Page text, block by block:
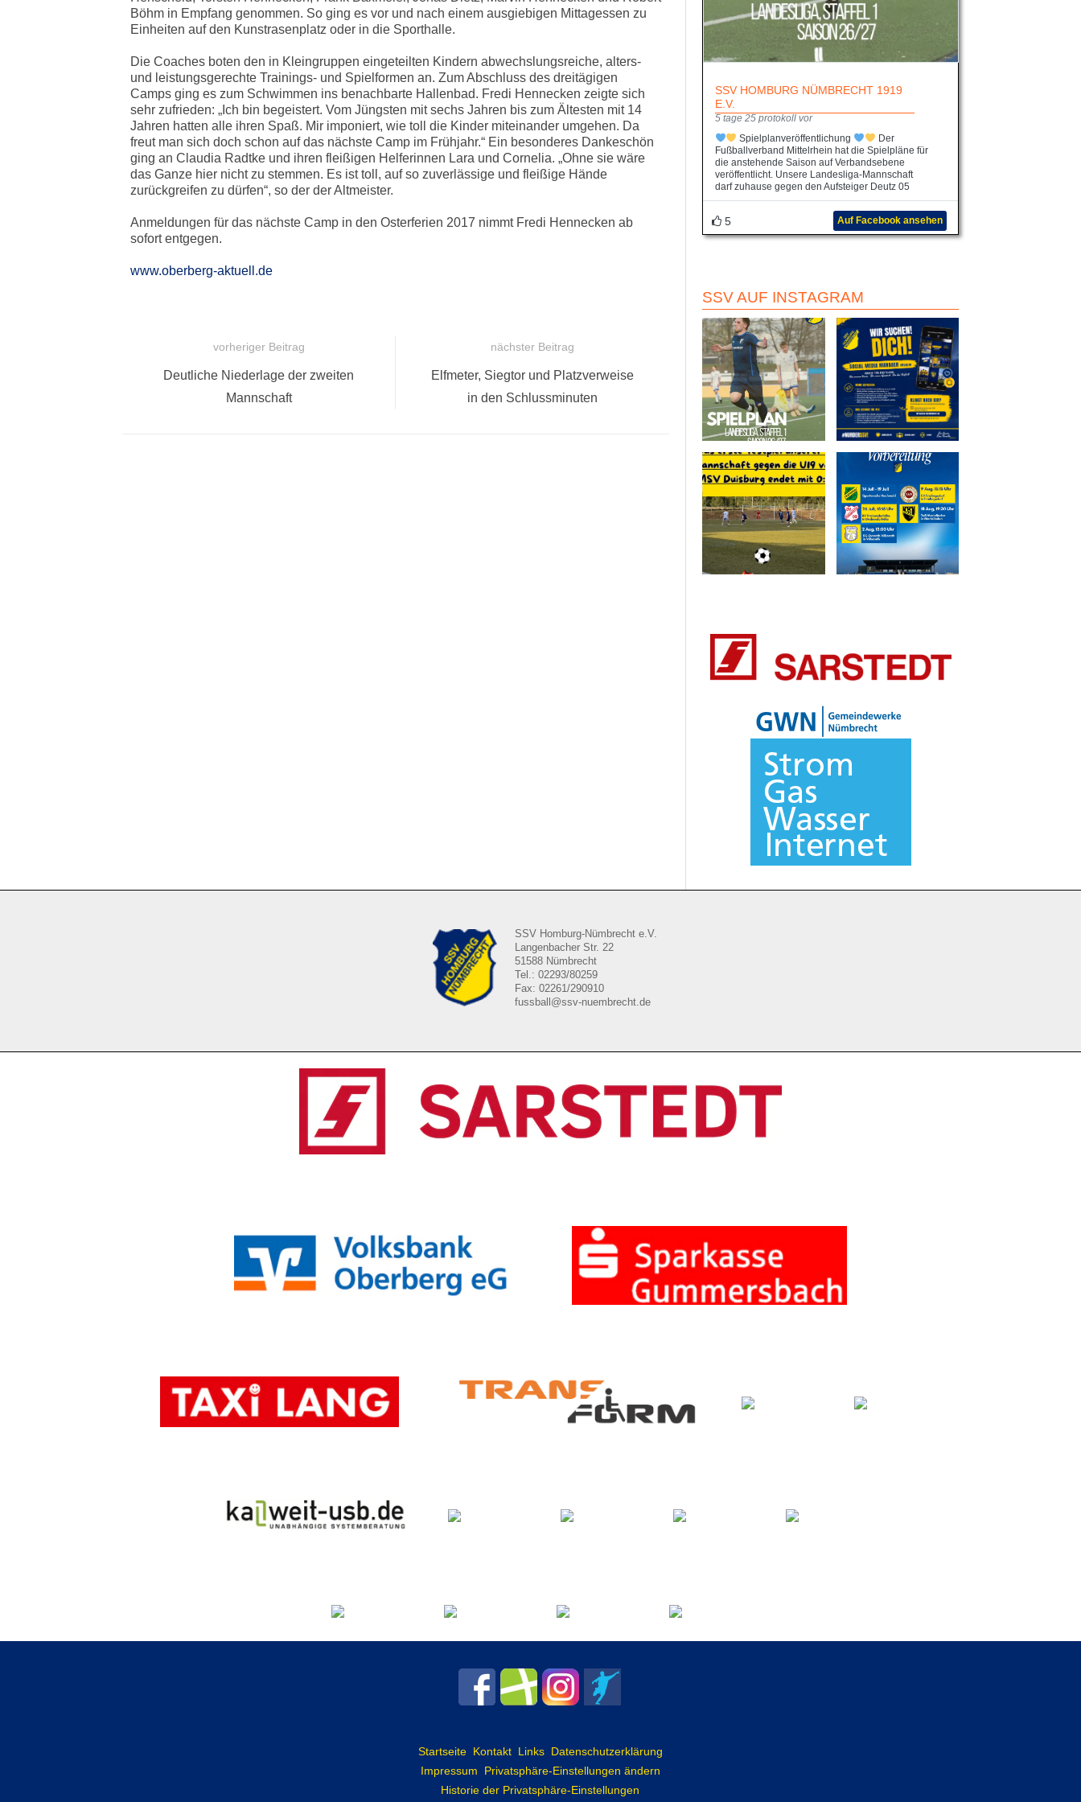
Böhm in Empfang genommen. So ging es vor und nach einem ausgiebigen Mittagessen zu
Einheiten auf den Kunstrasenplatz oder in die Sporthalle.
Die Coaches boten den in Kleingruppen eingeteilten Kindern abwechslungsreiche, alters-
und leistungsgerechte Trainings- und Spielformen an. Zum Abschluss des dreitägigen
Camps ging es zum Schwimmen ins benachbarte Hallenbad. Fredi Hennecken zeigte sich
sehr zufrieden: „Ich bin begeistert. Vom Jüngsten mit sechs Jahren bis zum Ältesten mit 14
Jahren hatten alle ihren Spaß. Mir imponiert, wie toll die Kinder miteinander umgehen. Da
freut man sich doch schon auf das nächste Camp im Frühjahr.“ Ein besonderes Dankeschön
ging an Claudia Radtke und ihren fleißigen Helferinnen Lara und Cornelia. „Ohne sie wäre
das Ganze hier nicht zu stemmen. Es ist toll, auf so zuverlässige und fleißige Hände
zurückgreifen zu dürfen“, so der der Altmeister.
Anmeldungen für das nächste Camp in den Osterferien 2017 nimmt Fredi Hennecken ab
sofort entgegen.
www.oberberg-aktuell.de
vorheriger Beitrag
Vorheriger
Deutliche Niederlage der zweiten
Mannschaft
nächster Beitrag
Nächster
Beitrag:
Elfmeter, Siegtor und Platzverweise
in den Schlussminuten
SSV HOMBURG NÜMBRECHT 1919
E.V.
5 tage 25 protokoll vor
Spielplanveröffentlichung
Der
Fußballverband Mittelrhein hat die Spielpläne für
die anstehende Saison auf Verbandsebene
veröffentlicht. Unsere Landesliga-Mannschaft
darf zuhause gegen den Aufsteiger Deutz 05
5 Auf Facebook ansehen
SSV AUF INSTAGRAM
SSV Homburg-Nümbrecht e.V.
Langenbacher Str. 22
51588 Nümbrecht
Tel.: 02293/80259
Fax: 02261/290910
fussball@ssv-nuembrecht.de
Startseite Kontakt Links Datenschutzerklärung
Impressum
Privatsphäre-Einstellungen ändern
Historie der Privatsphäre-Einstellungen